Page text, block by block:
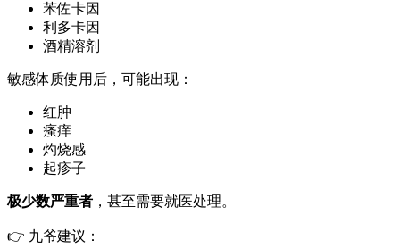
苯佐卡因
利多卡因
酒精溶剂
敏感体质使用后，可能出现：
红肿
瘙痒
灼烧感
起疹子
极少数严重者 ，甚至需要就医处理。
👉 九爷建议：